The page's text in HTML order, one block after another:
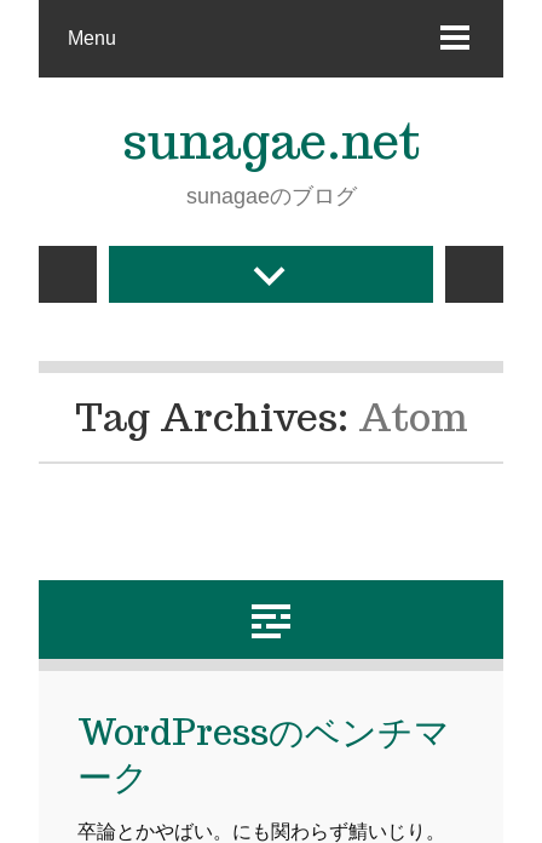
Menu
sunagae.net
sunagaeのブログ
Tag Archives: Atom
WordPressのベンチマ
ーク
卒論とかやばい。にも関わらず鯖いじり。